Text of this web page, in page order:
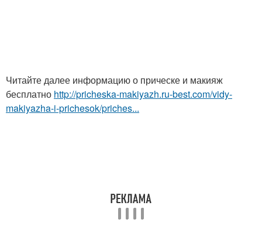
Читайте далее информацию о прическе и макияж
бесплатно http://pricheska-makiyazh.ru-best.com/vidy-
makiyazha-i-prichesok/priches...